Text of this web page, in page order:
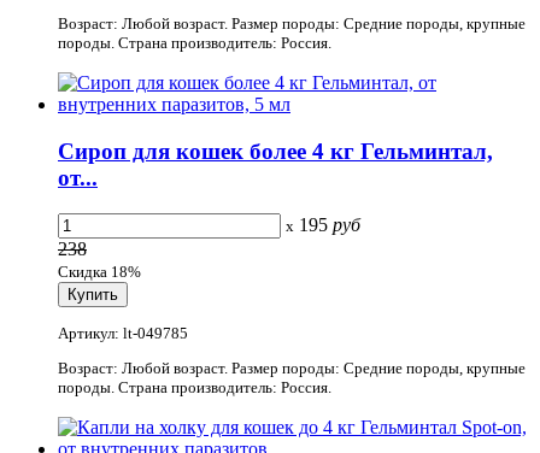
Возраст: Любой возраст. Размер породы: Средние породы, крупные
породы. Страна производитель: Россия.
Сироп для кошек более 4 кг Гельминтал,
от...
x 195 руб
238
Скидка 18%
Артикул: lt-049785
Возраст: Любой возраст. Размер породы: Средние породы, крупные
породы. Страна производитель: Россия.